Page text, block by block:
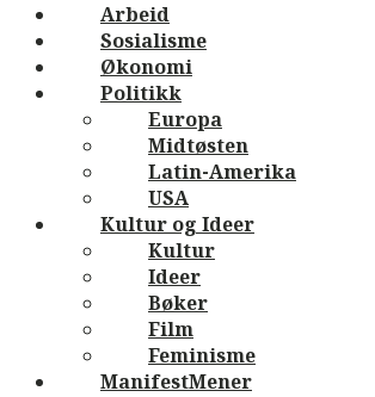
Arbeid
Sosialisme
Økonomi
Politikk
Europa
Midtøsten
Latin-Amerika
USA
Kultur og Ideer
Kultur
Ideer
Bøker
Film
Feminisme
ManifestMener